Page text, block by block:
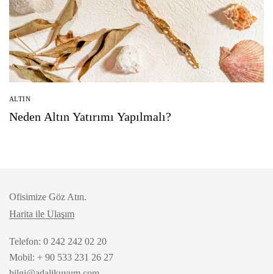
ALTIN
Neden Altın Yatırımı Yapılmalı?
Ofisimize Göz Atın.
Harita ile Ulaşım
Telefon: 0 242 242 02 20
Mobil: + 90 533 231 26 27